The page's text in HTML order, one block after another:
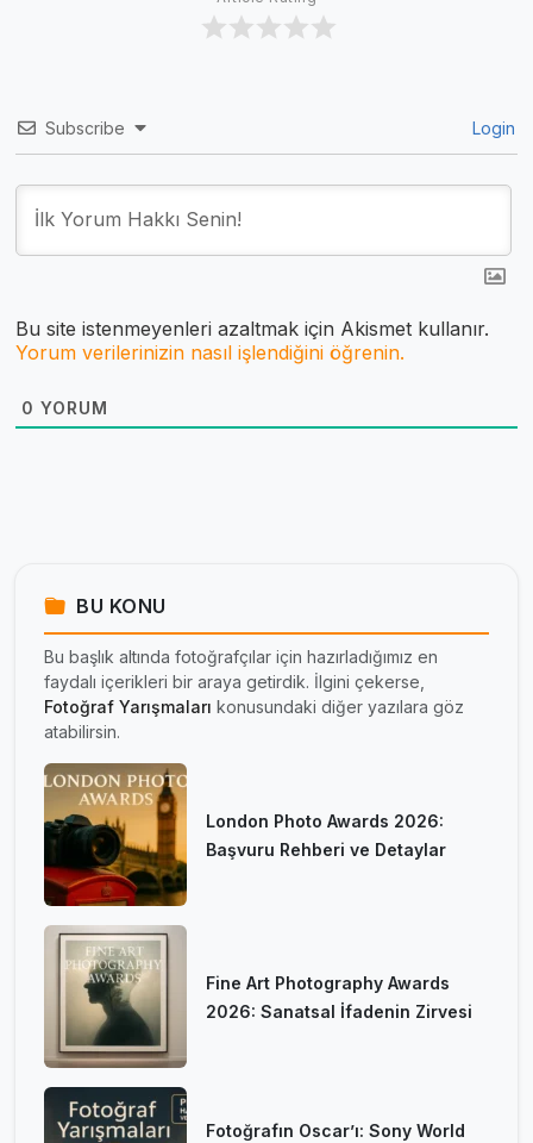
Subscribe Login
Bu site istenmeyenleri azaltmak için Akismet kullanır.
Yorum verilerinizin nasıl işlendiğini öğrenin.
0 YORUM
BU KONU
Bu başlık altında fotoğrafçılar için hazırladığımız en
faydalı içerikleri bir araya getirdik. İlgini çekerse,
Fotoğraf Yarışmaları konusundaki diğer yazılara göz
atabilirsin.
London Photo Awards 2026:
Başvuru Rehberi ve Detaylar
Fine Art Photography Awards
2026: Sanatsal İfadenin Zirvesi
Fotoğrafın Oscar’ı: Sony World